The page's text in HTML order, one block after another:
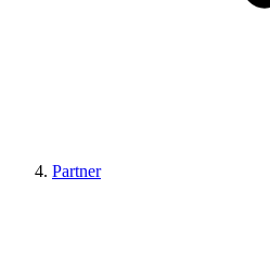
Partner